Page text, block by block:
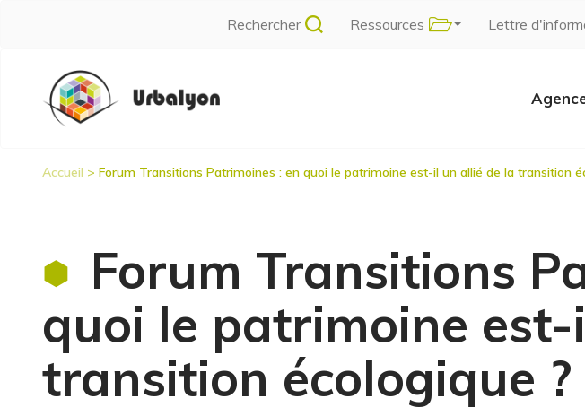
Rechercher Ressources Lettre
Navigation
principale
Accueil Forum Transitions Patrimoines : en quoi le patrimoine est-il un allié de la transition
Forum Transitions
quoi le patrimoine
transition écologique ?